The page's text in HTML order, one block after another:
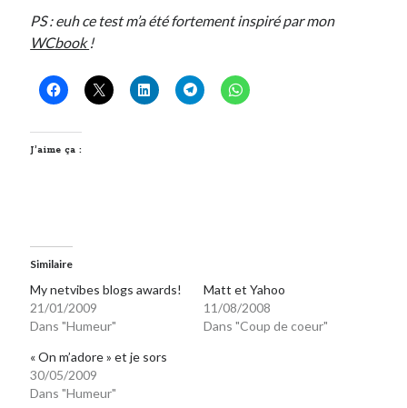
PS : euh ce test m’a été fortement inspiré par mon
WCbook!
J’aime ça :
Similaire
My netvibes blogs awards!
21/01/2009
Dans "Humeur"
Matt et Yahoo
11/08/2008
Dans "Coup de coeur"
« On m’adore » et je sors
30/05/2009
Dans "Humeur"